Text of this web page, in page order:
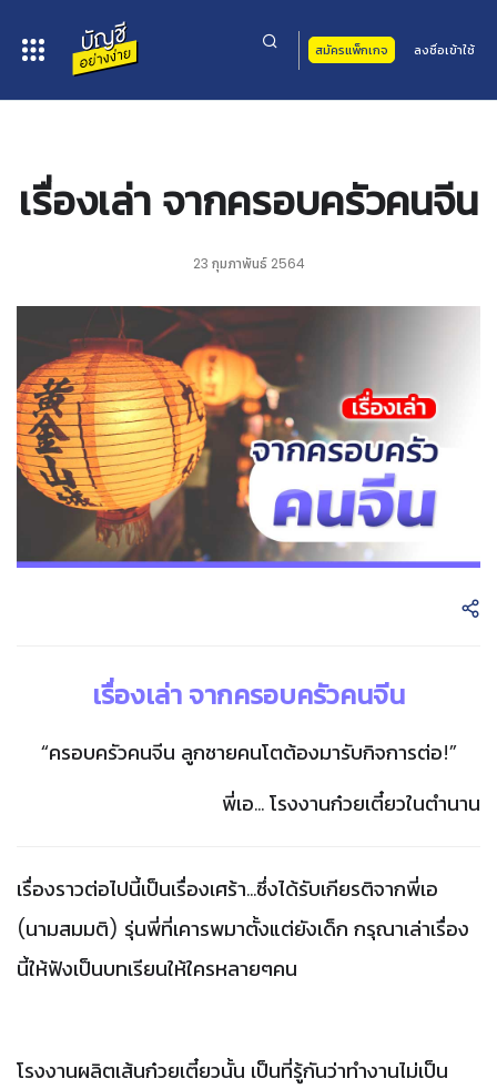
สมัครแพ็กเกจ ลงชื่อเข้าใช้
เรื่องเล่า จากครอบครัวคนจีน
23 กุมภาพันธ์ 2564
เรื่องเล่า จากครอบครัวคนจีน
“ครอบครัวคนจีน ลูกชายคนโตต้องมารับกิจการต่อ!”
พี่เอ... โรงงานก๋วยเตี๋ยวในตำนาน
เรื่องราวต่อไปนี้เป็นเรื่องเศร้า...ซึ่งได้รับเกียรติจากพี่เอ
(นามสมมติ) รุ่นพี่ที่เคารพมาตั้งแต่ยังเด็ก กรุณาเล่าเรื่อง
นี้ให้ฟังเป็นบทเรียนให้ใครหลายๆคน
โรงงานผลิตเส้นก๋วยเตี๋ยวนั้น เป็นที่รู้กันว่าทำงานไม่เป็น